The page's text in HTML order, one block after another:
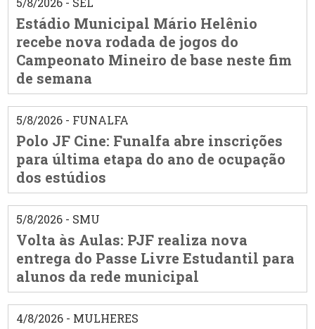
Estádio Municipal Mário Helênio
recebe nova rodada de jogos do
Campeonato Mineiro de base neste fim
de semana
5/8/2026 - FUNALFA
Polo JF Cine: Funalfa abre inscrições
para última etapa do ano de ocupação
dos estúdios
5/8/2026 - SMU
Volta às Aulas: PJF realiza nova
entrega do Passe Livre Estudantil para
alunos da rede municipal
4/8/2026 - MULHERES